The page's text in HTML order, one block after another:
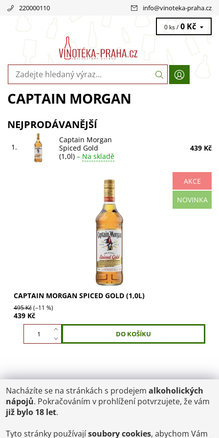
220000110 info@vinoteka-praha.cz
0 ks / 0 Kč
CAPTAIN MORGAN
NEJPRODÁVANĚJŠÍ
1.
Captain Morgan
Spiced Gold
(1,0l) – Na skladě
439 Kč
AKCE
NOVINKA
Captain Morgan Spiced Gold 1,0l – legendární rum s
jedinečnou chutí zrající v dubových sudech a tajnou
směsí koření. Objevte bohatý svět...
CAPTAIN MORGAN SPICED GOLD (1,0L)
495 Kč(–11 %)
439 Kč
POŠTOVNÉ
ČR: od 95,-
SK: 350,-
€ = 24,00 CZK
Nacházíte se na stránkách s prodejem alkoholických
nápojů. Pokračováním v prohlížení potvrzujete, že vám
již bylo 18 let.
Tyto stránky používajísoubory cookies, abychom Vám